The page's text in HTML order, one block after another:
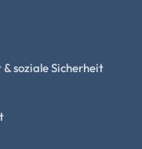
soziale Sicherheit